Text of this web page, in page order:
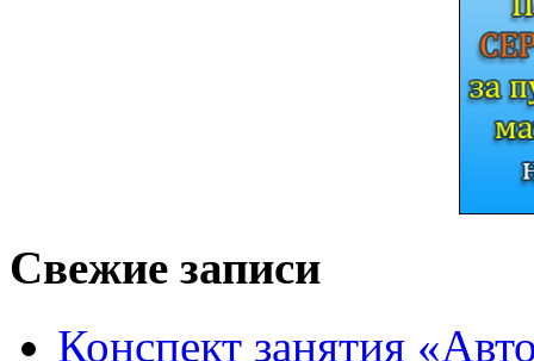
Свежие записи
Конспект занятия